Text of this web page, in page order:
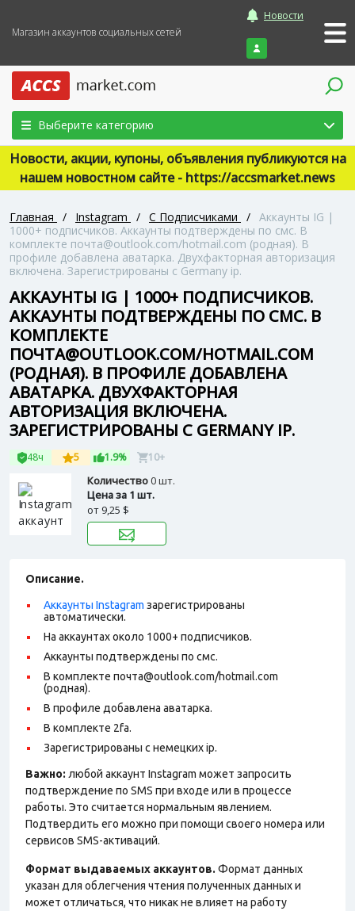
Магазин аккаунтов социальных сетей
Новости
Войти
Выберите категорию
Новости, акции, купоны, объявления публикуются на
нашем новостном сайте - https://accsmarket.news
Главная / Instagram / С Подписчиками / Аккаунты IG |
1000+ подписчиков. Аккаунты подтверждены по смс. В
комплекте почта@outlook.com/hotmail.com (родная). В
профиле добавлена аватарка. Двухфакторная авторизация
включена. Зарегистрированы с Germany ip.
АККАУНТЫ IG | 1000+ ПОДПИСЧИКОВ.
АККАУНТЫ ПОДТВЕРЖДЕНЫ ПО СМС. В
КОМПЛЕКТЕ
ПОЧТА@OUTLOOK.COM/HOTMAIL.COM
(РОДНАЯ). В ПРОФИЛЕ ДОБАВЛЕНА
АВАТАРКА. ДВУХФАКТОРНАЯ
АВТОРИЗАЦИЯ ВКЛЮЧЕНА.
ЗАРЕГИСТРИРОВАНЫ С GERMANY IP.
48ч 5 1.9% 10+
Количество0 шт.
Цена за 1 шт.
от 9,25 $
Описание.
Аккаунты Instagram зарегистрированы
автоматически.
На аккаунтах около 1000+ подписчиков.
Аккаунты подтверждены по смс.
В комплекте почта@outlook.com/hotmail.com
(родная).
В профиле добавлена аватарка.
В комплекте 2fa.
Зарегистрированы с немецких ip.
Важно: любой аккаунт Instagram может запросить
подтверждение по SMS при входе или в процессе
работы. Это считается нормальным явлением.
Подтвердить его можно при помощи своего номера или
сервисов SMS-активаций.
Формат выдаваемых аккаунтов. Формат данных
указан для облегчения чтения полученных данных и
может отличаться, что никак не влияет на работу